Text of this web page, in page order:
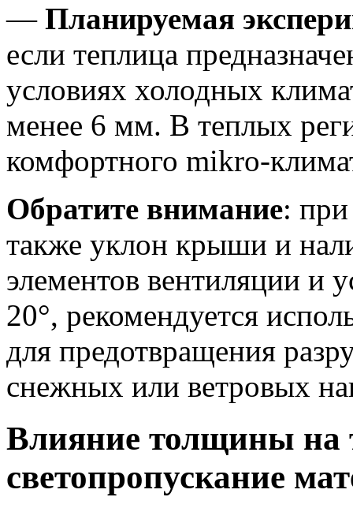
— Планируемая
если теплица
условиях холодных
менее 6 мм. В теплых
комфортного mikro-
Обратите внимание:
также уклон крыши и
элементов вентиляции и
20°, рекомендуется
для предотвращения
снежных или ветровых
Влияние толщины на
светопропускание